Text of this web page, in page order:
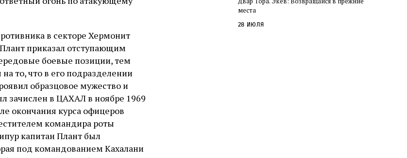
в секторе Хермонит
приказал отступающим
боевые позиции, тем
то, что в его подразделении
образцовое мужество и
зачислен в ЦАХАЛ в ноябре 1969
окончания курса офицеров
командира роты
капитан Плант был
под командованием Кахалани
слово в переводе Библии
места
28 июля